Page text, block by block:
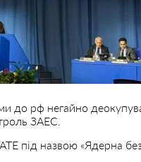
до рф негайно
ЗАЕС.
під назвою «Ядерна